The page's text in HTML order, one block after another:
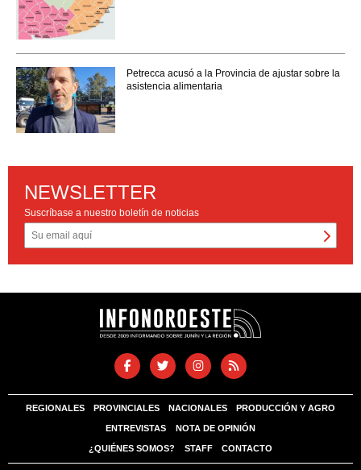
Petrecca acusó a la Provincia de ajustar sobre la
asistencia alimentaria
NEWSLETTER
Suscríbase a nuestro boletín de noticias
REGIONALES PROVINCIALES NACIONALES PRODUCCIÓN Y AGRO
ENTREVISTAS NOTA DE OPINIÓN
¿QUIÉNES SOMOS? STAFF CONTACTO